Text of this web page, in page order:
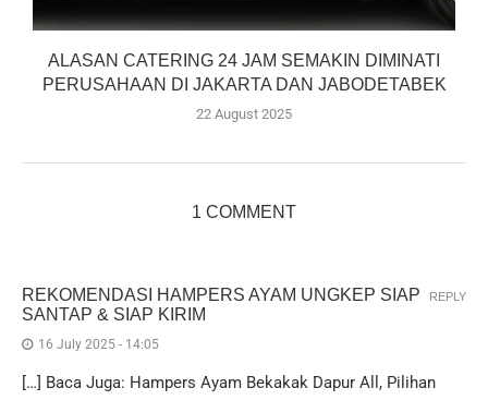
ALASAN CATERING 24 JAM SEMAKIN DIMINATI
PERUSAHAAN DI JAKARTA DAN JABODETABEK
22 August 2025
1 COMMENT
REKOMENDASI HAMPERS AYAM UNGKEP SIAP
SANTAP & SIAP KIRIM
16 July 2025 - 14:05
[…] Baca Juga: Hampers Ayam Bekakak Dapur All, Pilihan
REPLY